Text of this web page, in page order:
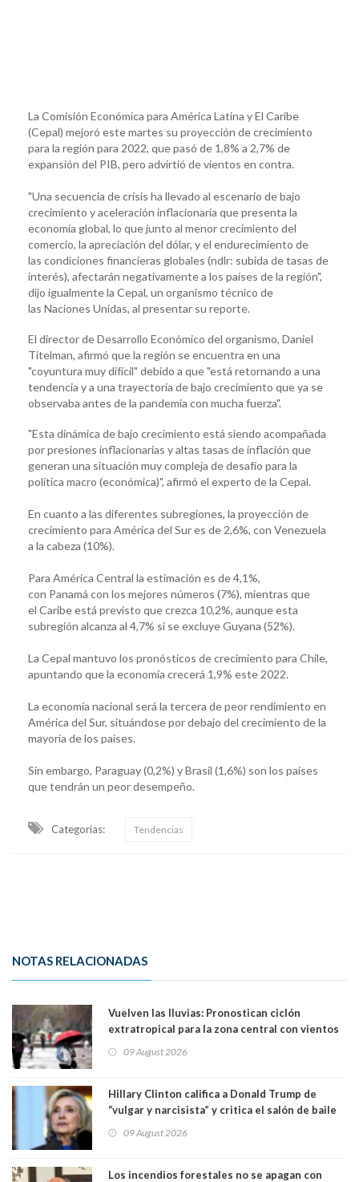
La Comisión Económica para América Latina y El Caribe
(Cepal) mejoró este martes su proyección de crecimiento
para la región para 2022, que pasó de 1,8% a 2,7% de
expansión del PIB, pero advirtió de vientos en contra.
"Una secuencia de crisis ha llevado al escenario de bajo
crecimiento y aceleración inflacionaria que presenta la
economía global, lo que junto al menor crecimiento del
comercio, la apreciación del dólar, y el endurecimiento de
las condiciones financieras globales (ndlr: subida de tasas de
interés), afectarán negativamente a los países de la región",
dijo igualmente la Cepal, un organismo técnico de
las Naciones Unidas, al presentar su reporte.
El director de Desarrollo Económico del organismo, Daniel
Titelman, afirmó que la región se encuentra en una
"coyuntura muy difícil" debido a que "está retornando a una
tendencia y a una trayectoria de bajo crecimiento que ya se
observaba antes de la pandemia con mucha fuerza".
"Esta dinámica de bajo crecimiento está siendo acompañada
por presiones inflacionarias y altas tasas de inflación que
generan una situación muy compleja de desafío para la
política macro (económica)", afirmó el experto de la Cepal.
En cuanto a las diferentes subregiones, la proyección de
crecimiento para América del Sur es de 2,6%, con Venezuela
a la cabeza (10%).
Para América Central la estimación es de 4,1%,
con Panamá con los mejores números (7%), mientras que
el Caribe está previsto que crezca 10,2%, aunque esta
subregión alcanza al 4,7% si se excluye Guyana (52%).
La Cepal mantuvo los pronósticos de crecimiento para Chile,
apuntando que la economía crecerá 1,9% este 2022.
La economía nacional será la tercera de peor rendimiento en
América del Sur, situándose por debajo del crecimiento de la
mayoría de los países.
Sin embargo, Paraguay (0,2%) y Brasil (1,6%) son los países
que tendrán un peor desempeño.
Categorias: Tendencias
NOTAS RELACIONADAS
Vuelven las lluvias: Pronostican ciclón
extratropical para la zona central con vientos
09 August 2026
Hillary Clinton califica a Donald Trump de
“vulgar y narcisista” y critica el salón de baile
casa. Y la está destruyendo”
09 August 2026
Los incendios forestales no se apagan con